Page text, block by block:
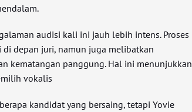
audisi kali ini jauh lebih intens. Proses
di depan juri, namun juga melibatkan
kematangan panggung. Hal ini menunjukkan
vokalis
kandidat yang bersaing, tetapi Yovie